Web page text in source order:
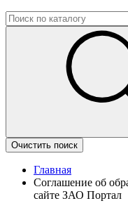
Очистить поиск
Главная
Соглашение об
сайте ЗАО Портал